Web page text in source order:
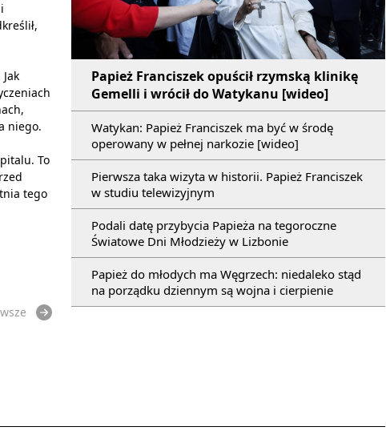
Papież Franciszek opuścił rzymską klinikę
Gemelli i wrócił do Watykanu [wideo]
Watykan: Papież Franciszek ma być w środę
operowany w pełnej narkozie [wideo]
Pierwsza taka wizyta w historii. Papież Franciszek
w studiu telewizyjnym
Podali datę przybycia Papieża na tegoroczne
Światowe Dni Młodzieży w Lizbonie
Papież do młodych ma Węgrzech: niedaleko stąd
na porządku dziennym są wojna i cierpienie
niego.
To
tego